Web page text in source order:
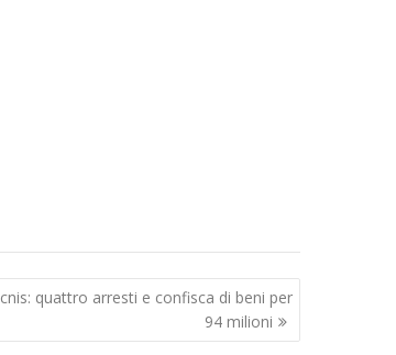
quattro arresti e confisca di beni per
94 milioni